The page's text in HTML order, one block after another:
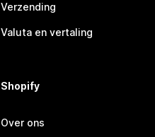
Verzending
Valuta en vertaling
Shopify
Over ons